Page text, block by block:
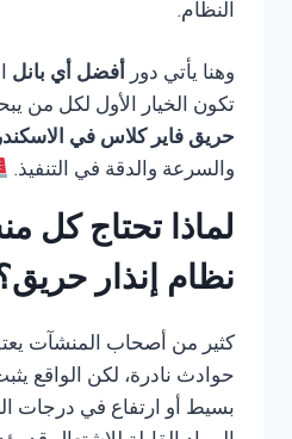
النظام.
وهنا يأتي دور أفضل أي بانل
تكون الخيار الأول لكل من
حريق فاير كلاس في
والسرعة والدقة في التنفيذ.
لماذا تحتاج كل
نظام إنذار
كثير من أصحاب المنشآت
حوادث نادرة، لكن الواقع
بسيط أو ارتفاع في درجات